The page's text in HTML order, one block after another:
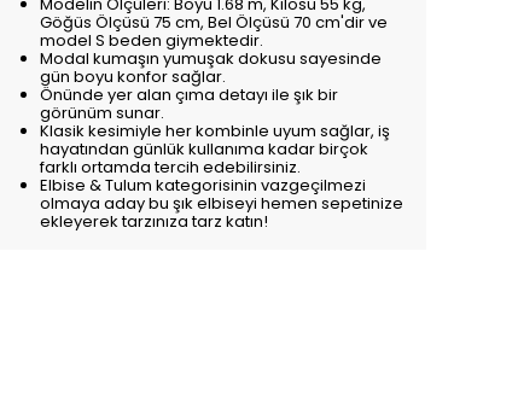
Göğüs Ölçüsü 75 cm, Bel Ölçüsü 70 cm'dir ve
model S beden giymektedir.
Modal kumaşın yumuşak dokusu sayesinde
gün boyu konfor sağlar.
Önünde yer alan çıma detayı ile şık bir
görünüm sunar.
Klasik kesimiyle her kombinle uyum sağlar, iş
hayatından günlük kullanıma kadar birçok
farklı ortamda tercih edebilirsiniz.
Elbise & Tulum kategorisinin vazgeçilmezi
olmaya aday bu şık elbiseyi hemen sepetinize
ekleyerek tarzınıza tarz katın!